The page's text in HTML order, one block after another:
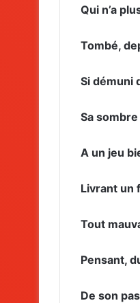
Qui n’a
Tombé,
Si démuni
Sa
A un jeu
Livrant un
Tout
Pensant,
De son